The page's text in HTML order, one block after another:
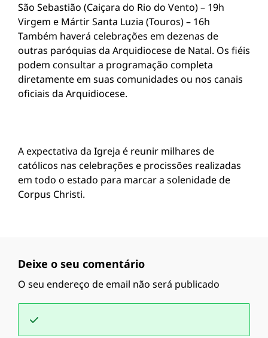
São Sebastião (Caiçara do Rio do Vento) – 19h
Virgem e Mártir Santa Luzia (Touros) – 16h
Também haverá celebrações em dezenas de
outras paróquias da Arquidiocese de Natal. Os fiéis
podem consultar a programação completa
diretamente em suas comunidades ou nos canais
oficiais da Arquidiocese.
A expectativa da Igreja é reunir milhares de
católicos nas celebrações e procissões realizadas
em todo o estado para marcar a solenidade de
Corpus Christi.
Deixe o seu comentário
O seu endereço de email não será publicado